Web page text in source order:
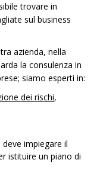
trovare in
sul business
azienda, nella
la consulenza in
siamo esperti in:
dei rischi,
impiegare il
istituire un piano di